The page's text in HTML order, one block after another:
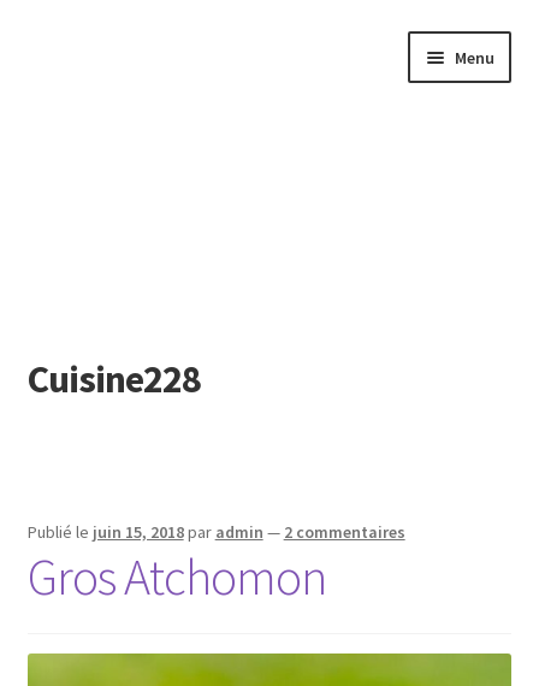
Cuisine228
Menu
Publié le juin 15, 2018par admin — 2 commentaires
Gros Atchomon